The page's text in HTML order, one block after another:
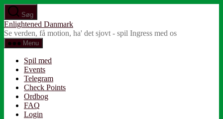
Spring
til
indholdet
Søg
Enlightened Danmark
Se verden, få motion, ha' det sjovt - spil Ingress med os
Menu
Spil med
Events
Telegram
Check Points
Ordbog
FAQ
Login